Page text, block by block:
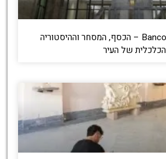
מוזיאון Banco di Napoli – הכסף, המסחר וההיסטוריה
הכלכלית של העיר